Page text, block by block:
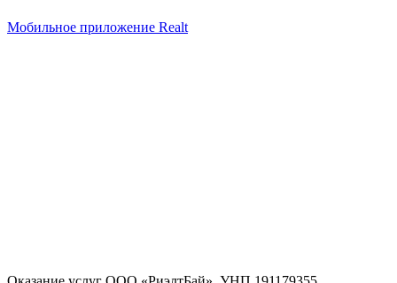
Мобильное приложение Realt